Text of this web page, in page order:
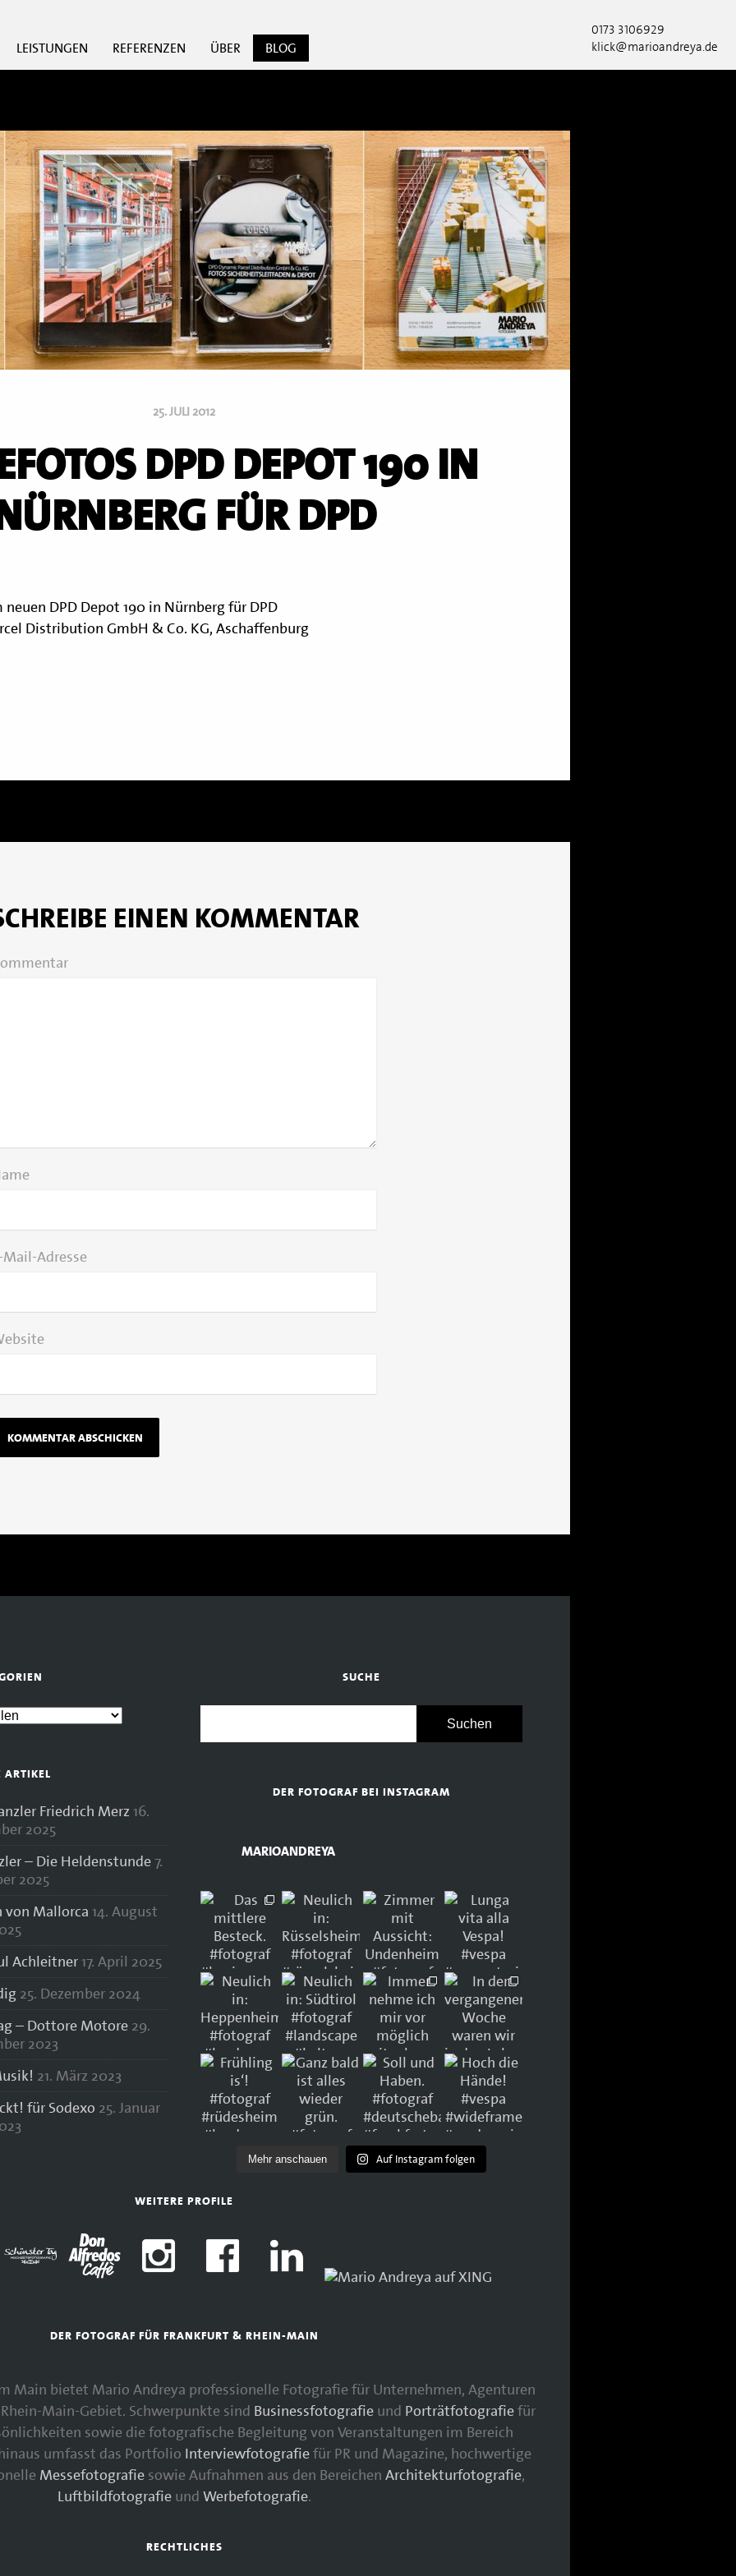
LEISTUNGEN REFERENZEN ÜBER BLOG
0173 3106929
klick@marioandreya.de
25. JULI 2012
DPD DEPOT 190 IN
FÜR DPD
DPD Depot 190 in Nürnberg für DPD
Distribution GmbH & Co. KG, Aschaffenburg
EINEN KOMMENTAR
Mail-Adresse
ARTIKEL
Friedrich Merz 16.
2025
– Die Heldenstunde7.
2025
Mallorca 14. August
Achleitner17. April 2025
25. Dezember 2024
– Dottore Motore 29.
2023
21. März 2023
für Sodexo 25. Januar
SUCHE
DER FOTOGRAF BEI INSTAGRAM
MARIOANDREYA
Mehr anschauen Auf Instagram folgen
WEITERE PROFILE
DER FOTOGRAF FÜR FRANKFURT & RHEIN-MAIN
Main bietet Mario Andreya professionelle Fotografie für Unternehmen, Agenturen
Main-Gebiet. Schwerpunkte sind Businessfotografieund Porträtfotografiefür
sowie die fotografische Begleitung von Veranstaltungen im Bereich
umfasst das Portfolio Interviewfotografiefür PR und Magazine, hochwertige
Messefotografiesowie Aufnahmen aus den Bereichen Architekturfotografie,
Luftbildfotografieund Werbefotografie.
RECHTLICHES